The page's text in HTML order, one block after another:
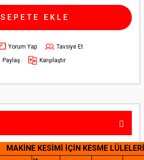
SEPETE EKLE
Yorum Yap
Tavsiye Et
Paylaş Karşılaştır
MAKİNE KESİMİ İÇİN KESME